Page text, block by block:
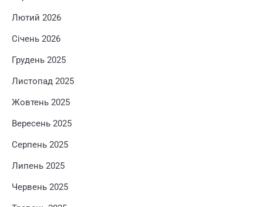
Лютий 2026
Січень 2026
Грудень 2025
Листопад 2025
Жовтень 2025
Вересень 2025
Серпень 2025
Липень 2025
Червень 2025